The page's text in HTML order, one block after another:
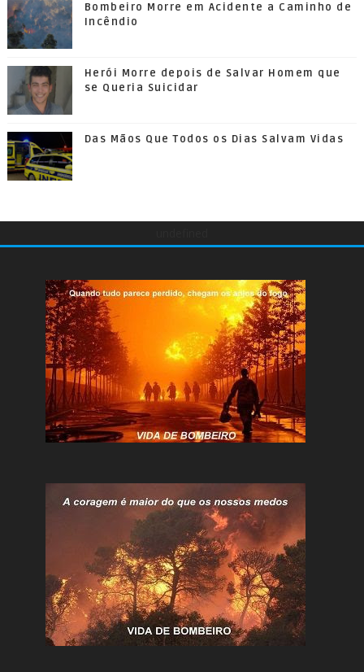
Bombeiro Morre em Acidente a Caminho de
Incêndio
Herói Morre depois de Salvar Homem que
se Queria Suicidar
Das Mãos Que Todos os Dias Salvam Vidas